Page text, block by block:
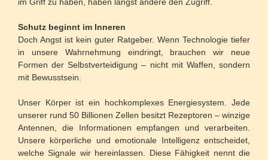
Schutz beginnt im Inneren
Doch Angst ist kein guter Ratgeber. Wenn Technologie tiefer
in unsere Wahrnehmung eindringt, brauchen wir neue
Formen der Selbstverteidigung – nicht mit Waffen, sondern
mit Bewusstsein.
Unser Körper ist ein hochkomplexes Energiesystem. Jede
unserer rund 50 Billionen Zellen besitzt Rezeptoren – winzige
Antennen, die Informationen empfangen und verarbeiten.
Unsere körperliche und emotionale Intelligenz entscheidet,
welche Signale wir hereinlassen. Diese Fähigkeit nennt die